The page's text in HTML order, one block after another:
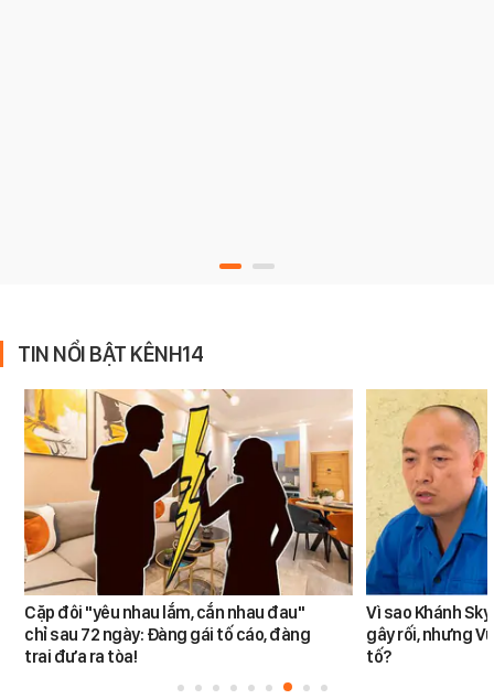
TIN NỔI BẬT KÊNH14
Cặp đôi "yêu nhau lắm, cắn nhau đau"
chỉ sau 72 ngày: Đàng gái tố cáo, đàng
trai đưa ra tòa!
Vì sao Khánh
gây rối, nhưng
tố?